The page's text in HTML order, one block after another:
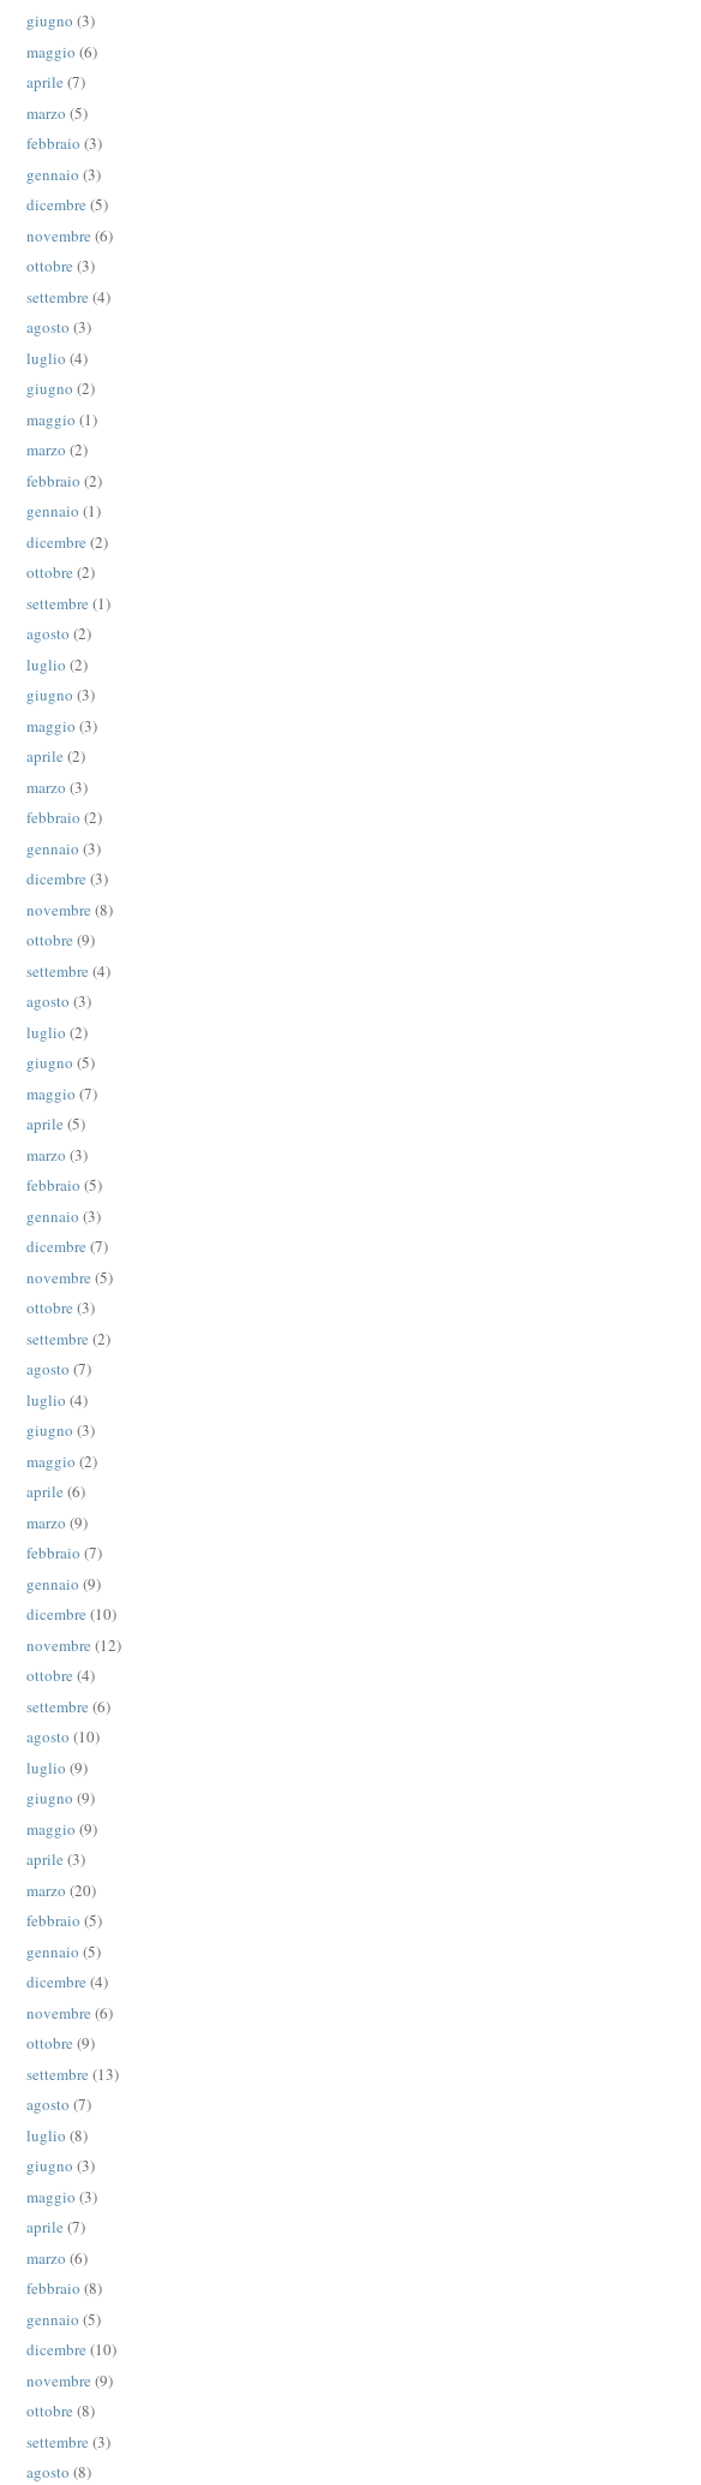
giugno (3)
maggio (6)
aprile (7)
marzo (5)
febbraio (3)
gennaio (3)
dicembre (5)
novembre (6)
ottobre (3)
settembre (4)
agosto (3)
luglio (4)
giugno (2)
maggio (1)
marzo (2)
febbraio (2)
gennaio (1)
dicembre (2)
ottobre (2)
settembre (1)
agosto (2)
luglio (2)
giugno (3)
maggio (3)
aprile (2)
marzo (3)
febbraio (2)
gennaio (3)
dicembre (3)
novembre (8)
ottobre (9)
settembre (4)
agosto (3)
luglio (2)
giugno (5)
maggio (7)
aprile (5)
marzo (3)
febbraio (5)
gennaio (3)
dicembre (7)
novembre (5)
ottobre (3)
settembre (2)
agosto (7)
luglio (4)
giugno (3)
maggio (2)
aprile (6)
marzo (9)
febbraio (7)
gennaio (9)
dicembre (10)
novembre (12)
ottobre (4)
settembre (6)
agosto (10)
luglio (9)
giugno (9)
maggio (9)
aprile (3)
marzo (20)
febbraio (5)
gennaio (5)
dicembre (4)
novembre (6)
ottobre (9)
settembre (13)
agosto (7)
luglio (8)
giugno (3)
maggio (3)
aprile (7)
marzo (6)
febbraio (8)
gennaio (5)
dicembre (10)
novembre (9)
ottobre (8)
settembre (3)
agosto (8)